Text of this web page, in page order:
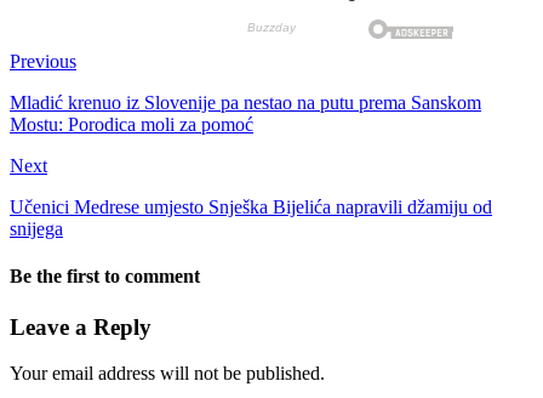
Previous
Mladić krenuo iz Slovenije pa nestao na putu prema Sanskom
Mostu: Porodica moli za pomoć
Next
Učenici Medrese umjesto Snješka Bijelića napravili džamiju od
snijega
Be the first to comment
Leave a Reply
Your email address will not be published.